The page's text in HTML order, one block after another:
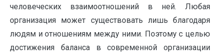
человеческих взаимоотношений в ней. Любая
организация может существовать лишь благодаря
людям и отношениям между ними. Поэтому с целью
достижения баланса в современной организации